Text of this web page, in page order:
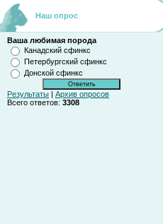
Наш опрос
Ваша любимая порода
Канадский сфинкс
Петербургский сфинкс
Донской сфинкс
Результаты | Архив опросов
Всего ответов: 3308